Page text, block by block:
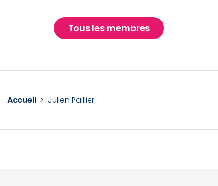
Tous les membres
Accueil > Julien Paillier